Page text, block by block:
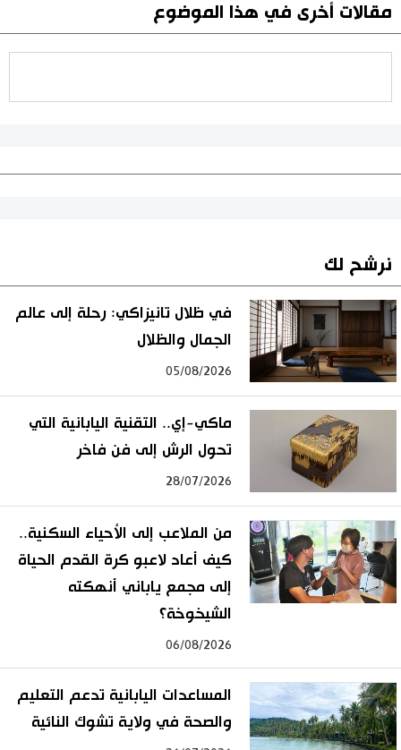
مقالات أخرى في هذا الموضوع
نرشح لك
في ظلال تانيزاكي: رحلة إلى عالم
الجمال والظلال
05/08/2026
ماكي-إي.. التقنية اليابانية التي
تحول الرش إلى فن فاخر
28/07/2026
من الملاعب إلى الأحياء السكنية..
كيف أعاد لاعبو كرة القدم الحياة
إلى مجمع ياباني أنهكته
الشيخوخة؟
06/08/2026
المساعدات اليابانية تدعم التعليم
والصحة في ولاية تشوك النائية